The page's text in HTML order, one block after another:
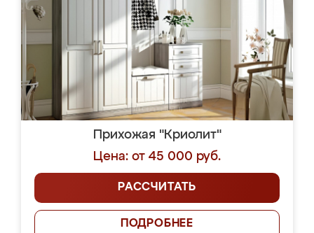
Прихожая "Криолит"
Цена: от 45 000 руб.
РАССЧИТАТЬ
ПОДРОБНЕЕ